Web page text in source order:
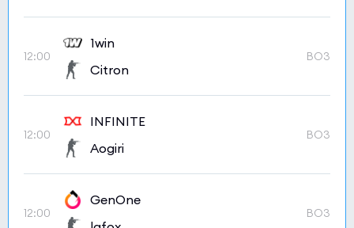
12:00
1win
Citron
BO3
12:00
INFINITE
Aogiri
BO3
12:00
GenOne
BO3